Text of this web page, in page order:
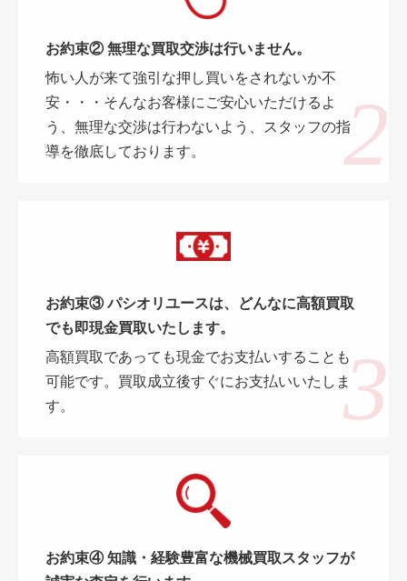
お約束② 無理な買取交渉は行いません。
怖い人が来て強引な押し買いをされないか不
安・・・そんなお客様にご安心いただけるよ
う、無理な交渉は行わないよう、スタッフの指
導を徹底しております。
お約束③ パシオリユースは、どんなに高額買取
でも即現金買取いたします。
高額買取であっても現金でお支払いすることも
可能です。買取成立後すぐにお支払いいたしま
す。
お約束④ 知識・経験豊富な機械買取スタッフが